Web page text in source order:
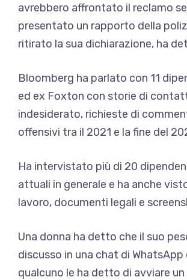
avrebbero affrontato il reclamo
presentato un rapporto della
ritirato la sua dichiarazione, ha
Bloomberg ha parlato con 11
ed ex Foxton con storie di
indesiderato, richieste di
offensivi tra il 2021 e la fine del
Ha intervistato più di 20
attuali in generale e ha anche
lavoro, documenti legali e
Una donna ha detto che il suo
discusso in una chat di WhatsApp
qualcuno le ha detto di avviare